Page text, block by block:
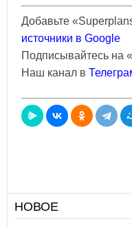
Добавьте
источники в Google
Подписывайтесь на
Наш канал в
НОВОЕ